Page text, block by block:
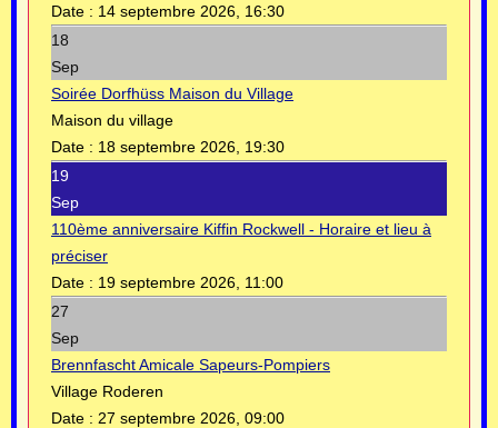
Date : 14 septembre 2026, 16:30
18
Sep
Soirée Dorfhüss Maison du Village
Maison du village
Date : 18 septembre 2026, 19:30
19
Sep
110ème anniversaire Kiffin Rockwell - Horaire et lieu à
préciser
Date : 19 septembre 2026, 11:00
27
Sep
Brennfascht Amicale Sapeurs-Pompiers
Village Roderen
Date : 27 septembre 2026, 09:00